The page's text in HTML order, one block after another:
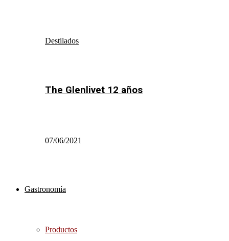
Destilados
The Glenlivet 12 años
07/06/2021
Gastronomía
Productos